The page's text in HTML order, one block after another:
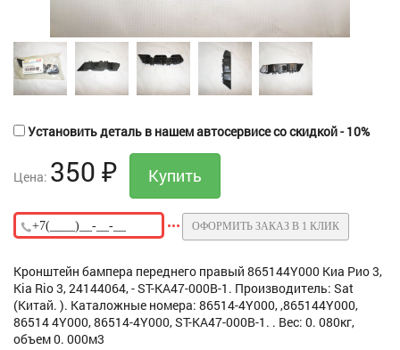
Установить деталь в нашем автосервисе со скидкой - 10%
Цена: 350 ₽
ОФОРМИТЬ ЗАКАЗ В 1 КЛИК
Кронштейн бампера переднего правый 865144Y000 Киа Рио 3,
Kia Rio 3, 24144064, - ST-KA47-000B-1. Производитель: Sat
(Китай. ). Каталожные номера: 86514-4Y000, ,865144Y000,
86514 4Y000, 86514-4Y000, ST-KA47-000B-1. . Вес: 0. 080кг,
объем 0. 000м3